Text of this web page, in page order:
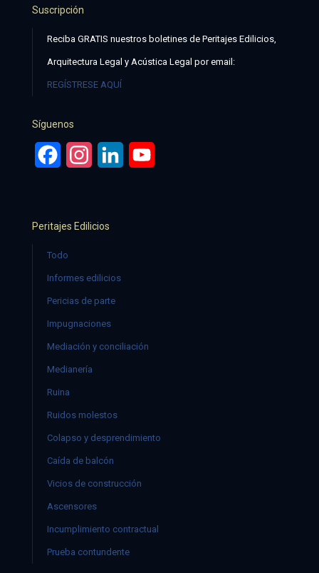
Suscripción
Reciba GRATIS nuestros boletines de Peritajes Edilicios,
Arquitectura Legal y Acústica Legal por email:
REGÍSTRESE AQUÍ
Síguenos
FacebookInstagramLinkedIn
Peritajes Edilicios
Todo
Informes edilicios
Pericias de parte
Impugnaciones
Mediación y conciliación
Medianería
Ruina
Ruidos molestos
Colapso y desprendimiento
Caída de balcón
Vicios de construcción
Ascensores
Incumplimiento contractual
Prueba contundente